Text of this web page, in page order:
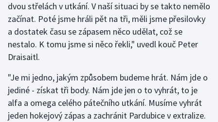
Moderní pětiboj
Motorsport
Parasport
Plavání
dvou střelách v utkání. V naší situaci by se takto nemělo
začínat. Poté jsme hráli pět na tři, měli jsme přesilovky
a dostatek času se zápasem něco udělat, což se
nestalo. K tomu jsme si něco řekli," uvedl kouč Peter
Draisaitl.
"Je mi jedno, jakým způsobem budeme hrát. Nám jde o
jediné - získat tři body. Nám jde jen o to vyhrát, to je
alfa a omega celého pátečního utkání. Musíme vyhrát
jeden hokejový zápas a zachránit Pardubice v extralize.